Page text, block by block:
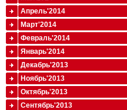
Апрель'2014
Март'2014
Февраль'2014
Январь'2014
Декабрь'2013
Ноябрь'2013
Октябрь'2013
Сентябрь'2013